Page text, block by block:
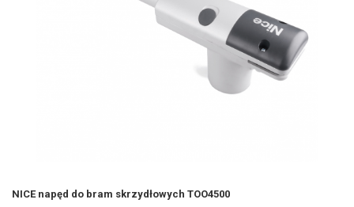
NICE napęd do bram skrzydłowych TOO4500